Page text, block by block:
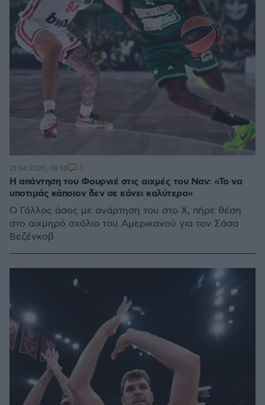
Η απάντηση του Φουρνιέ στις αιχμές του Ναν: «Το να
υποτιμάς κάποιον δεν σε κάνει καλύτερο»
Ο Γάλλος άσος με ανάρτηση του στο X, πήρε θέση
στο αιχμηρό σχόλιο του Αμερικανού για τον Σάσα
Βεζένκοβ
21.04.2026, 18:18 5